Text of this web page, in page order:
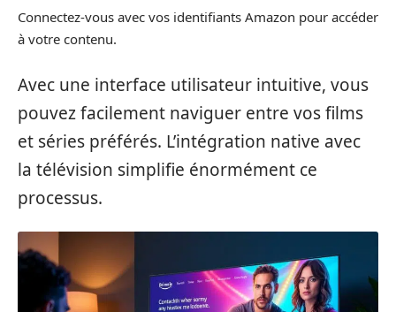
Connectez-vous avec vos identifiants Amazon pour accéder
à votre contenu.
Avec une interface utilisateur intuitive, vous
pouvez facilement naviguer entre vos films
et séries préférés. L’intégration native avec
la télévision simplifie énormément ce
processus.